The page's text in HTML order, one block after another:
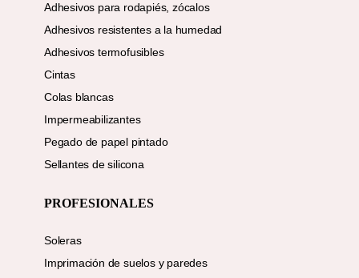
Adhesivos para rodapiés, zócalos
Adhesivos resistentes a la humedad
Adhesivos termofusibles
Cintas
Colas blancas
Impermeabilizantes
Pegado de papel pintado
Sellantes de silicona
PROFESIONALES
Soleras
Imprimación de suelos y paredes